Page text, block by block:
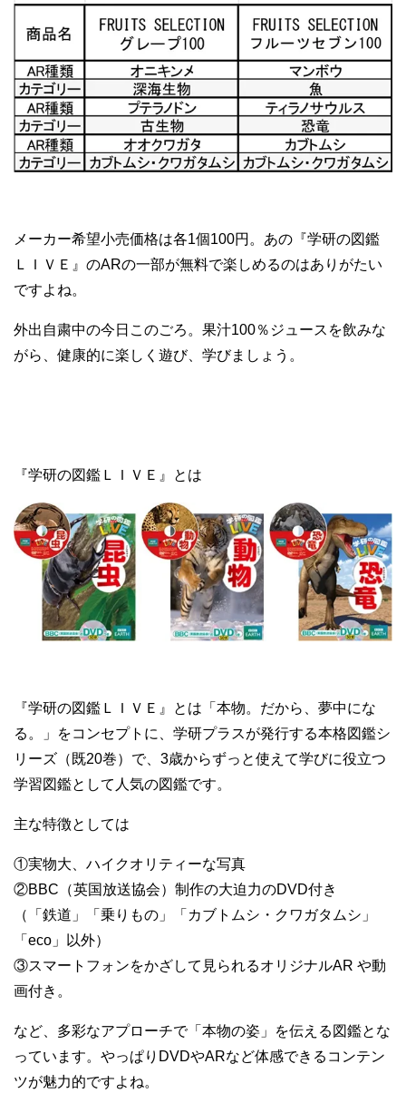
メーカー希望小売価格は各1個100円。あの『学研の図鑑
ＬＩＶＥ』のARの一部が無料で楽しめるのはありがたい
ですよね。
外出自粛中の今日このごろ。果汁100％ジュースを飲みな
がら、健康的に楽しく遊び、学びましょう。
『学研の図鑑ＬＩＶＥ』とは
『学研の図鑑ＬＩＶＥ』とは「本物。だから、夢中にな
る。」をコンセプトに、学研プラスが発行する本格図鑑シ
リーズ（既20巻）で、3歳からずっと使えて学びに役立つ
学習図鑑として人気の図鑑です。
主な特徴としては
①実物大、ハイクオリティーな写真
②BBC（英国放送協会）制作の大迫力のDVD付き
（「鉄道」「乗りもの」「カブトムシ・クワガタムシ」
「eco」以外）
③スマートフォンをかざして見られるオリジナルAR や動
画付き。
など、多彩なアプローチで「本物の姿」を伝える図鑑とな
っています。やっぱりDVDやARなど体感できるコンテン
ツが魅力的ですよね。